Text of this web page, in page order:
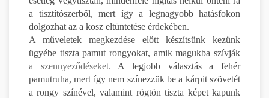
a tisztítószerből, mert így a legnagyobb hatásfokon
dolgozhat az a kosz eltüntetése érdekében.
A műveletek megkezdése előtt készítsünk kezünk
ügyébe tiszta pamut rongyokat, amik magukba szívják
a szennyeződéseket. A legjobb választás a fehér
pamutruha, mert így nem színezzük be a kárpit szövetét
a rongy színével, valamint rögtön tiszta képet kapunk